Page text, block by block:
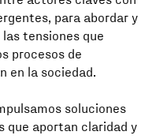
para abordar y
tensiones que
procesos de
en la sociedad.
soluciones
que aportan claridad y